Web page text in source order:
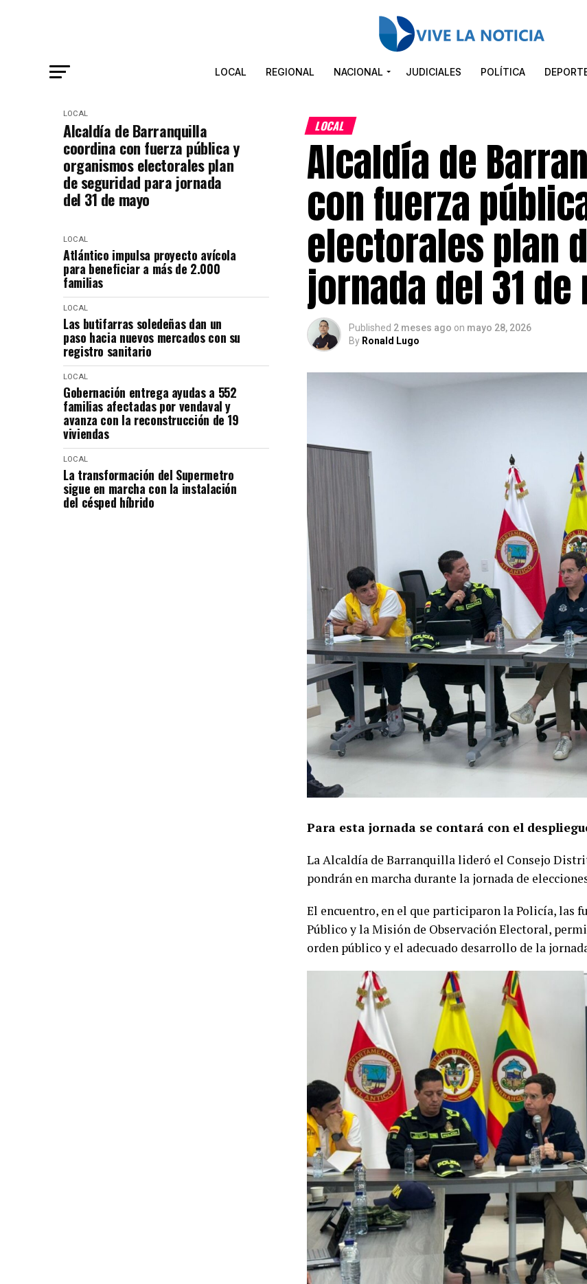
LOCAL REGIONAL NACIONAL JUDICIALES POLÍTICA
LOCAL
Alcaldía de Barranquilla
coordina con fuerza pública y
organismos electorales plan
de seguridad para jornada
del 31 de mayo
LOCAL
Atlántico impulsa proyecto avícola
para beneficiar a más de 2.000
familias
LOCAL
Las butifarras soledeñas dan un
paso hacia nuevos mercados con su
registro sanitario
LOCAL
Gobernación entrega ayudas a 552
familias afectadas por vendaval y
avanza con la reconstrucción de 19
viviendas
LOCAL
La transformación del Supermetro
sigue en marcha con la instalación
del césped híbrido
LOCAL
Alcaldía de
con fuerza
electorales plan
jornada del 31 de
Published 2 meses ago on mayo 28, 2026
By Ronald Lugo
Para esta jornada se contará con el
La Alcaldía de Barranquilla lideró el Consejo
pondrán en marcha durante la jornada de
El encuentro, en el que participaron la Policía,
Público y la Misión de Observación Electoral,
orden público y el adecuado desarrollo de la